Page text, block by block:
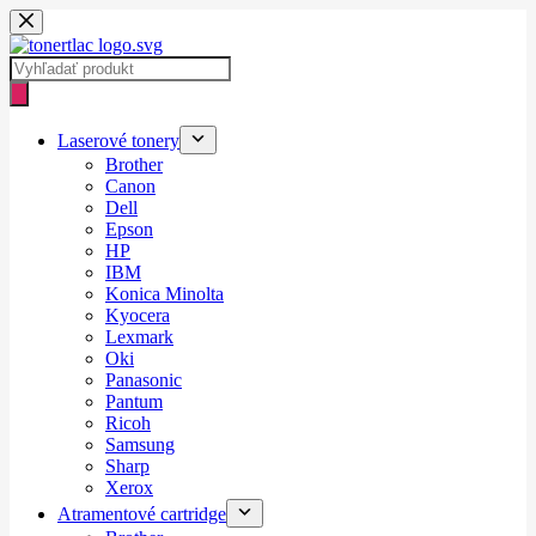
Skip
to
content
Products
search
Laserové tonery
Brother
Canon
Dell
Epson
HP
IBM
Konica Minolta
Kyocera
Lexmark
Oki
Panasonic
Pantum
Ricoh
Samsung
Sharp
Xerox
Atramentové cartridge